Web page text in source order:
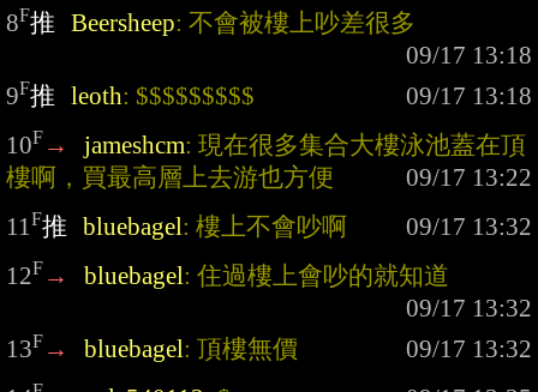
8F推 Beersheep: 不會被樓上吵差很多
9F推 leoth: $$$$$$$$$
10F → jameshcm: 現在很多集合大樓泳池蓋在頂
樓啊，買最高層上去游也方便
11F推 bluebagel: 樓上不會吵啊
12F → bluebagel: 住過樓上會吵的就知道
13F → bluebagel: 頂樓無價